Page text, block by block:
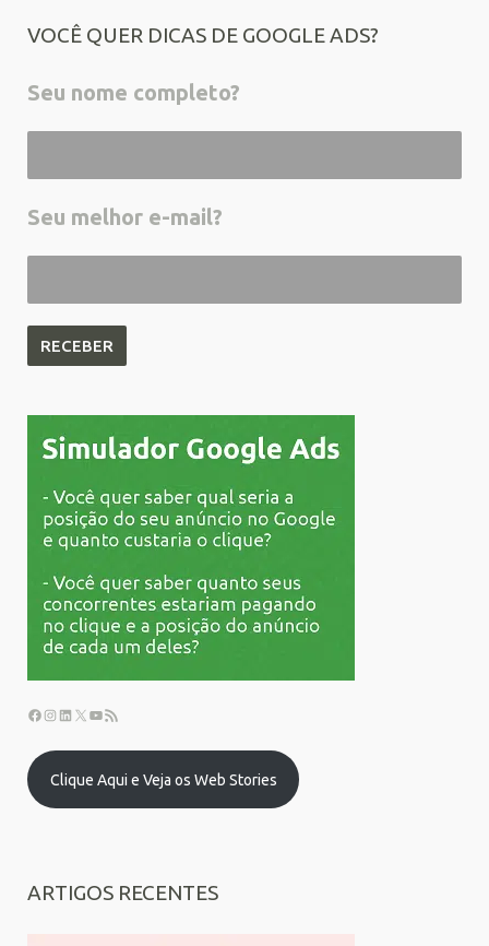
VOCÊ QUER DICAS DE GOOGLE ADS?
Seu nome completo?
Seu melhor e-mail?
Clique Aqui e Veja os Web Stories
ARTIGOS RECENTES